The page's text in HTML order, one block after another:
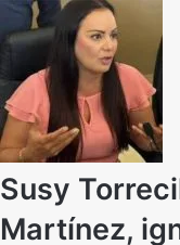
Susy
Martínez,